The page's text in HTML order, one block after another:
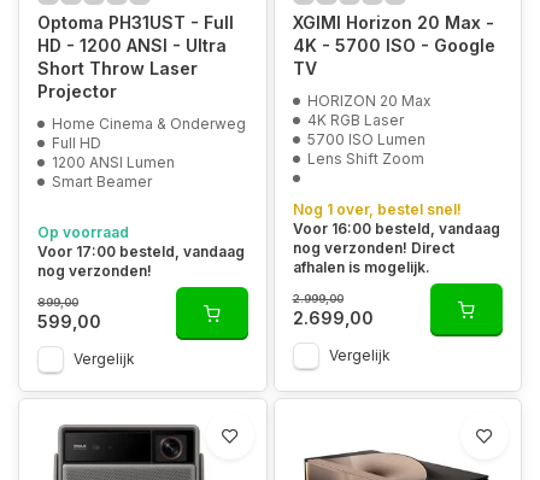
Optoma PH31UST - Full
HD - 1200 ANSI - Ultra
Short Throw Laser
Projector
Home Cinema & Onderweg
Full HD
1200 ANSI Lumen
Smart Beamer
Op voorraad
Voor 17:00 besteld, vandaag
nog verzonden!
899,00
599,00
Vergelijk
XGIMI Horizon 20 Max -
4K - 5700 ISO - Google
TV
HORIZON 20 Max
4K RGB Laser
5700 ISO Lumen
Lens Shift Zoom
Nog 1 over, bestel snel!
Voor 16:00 besteld, vandaag
nog verzonden! Direct
afhalen is mogelijk.
2.999,00
2.699,00
Vergelijk